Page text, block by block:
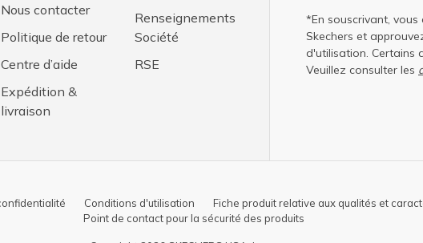
Nous contacter
Politique de retour
Centre d’aide
Expédition &
livraison
Renseignements
Société
RSE
*En souscrivant,
Skechers et
d'utilisation. Certains
Veuillez consulter les
Conditions d'utilisation
Fiche produit relative aux qualités et
Point de contact pour la sécurité des produits